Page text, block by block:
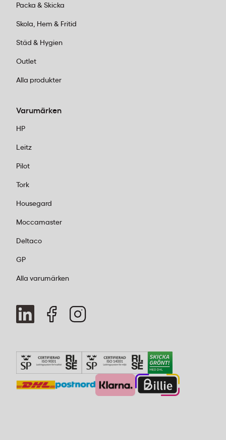
Packa & Skicka
Skola, Hem & Fritid
Städ & Hygien
Outlet
Alla produkter
Varumärken
HP
Leitz
Pilot
Tork
Housegard
Moccamaster
Deltaco
GP
Alla varumärken